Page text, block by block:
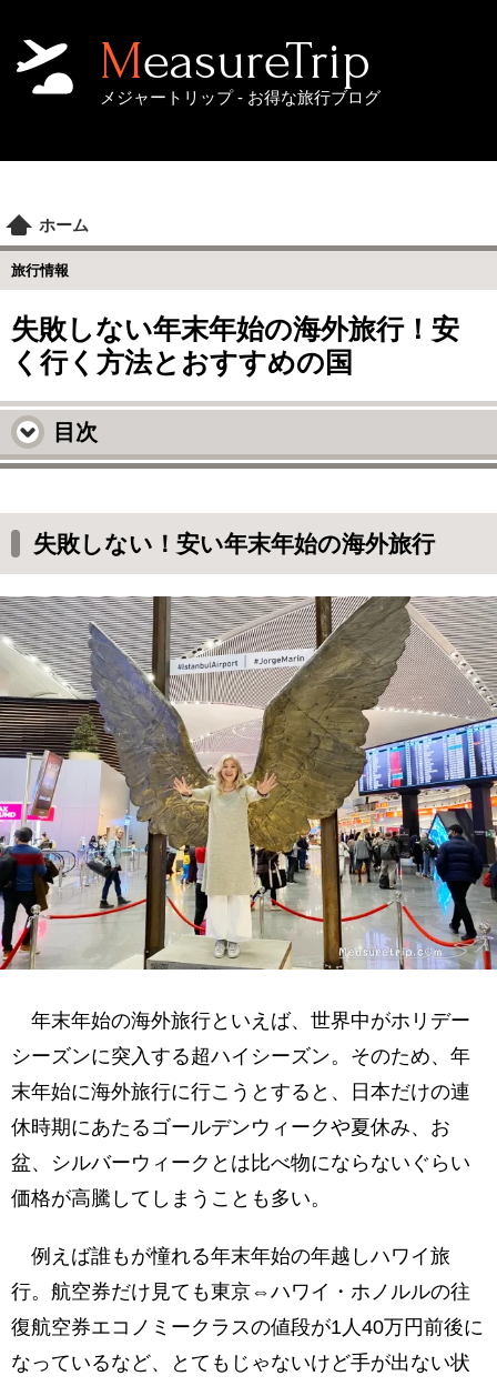
MeasureTrip
メジャートリップ - お得な旅行ブログ
ホーム
旅行情報
失敗しない年末年始の海外旅行！安
く行く方法とおすすめの国
目次
年末年始の海外旅行に安く行く方法
年末年始の格安海外旅行・方法1：個人旅
行を計画しよう
年末年始の格安海外旅行・方法2：安い航
空券を手に入れる
チケット売り出しすぐの時期を狙う
マイル特典航空券
年始からの航空券を狙う
年末年始のホテルなど宿泊代を安くするに
は？
早めの予約と定期的に値段をチェック
民泊を利用する
年末年始の海外旅行におすすめの国
ハワイはあまりおすすめではない
グアム
タイ・プーケット
ベトナム・フーコック島
モルディブ
オーストラリア・ゴールドコースト
ニュージーランド・テカポ湖
ドバイ
失敗しない！安い年末年始の海外旅行
年末年始の海外旅行といえば、世界中がホリデー
シーズンに突入する超ハイシーズン。そのため、年
末年始に海外旅行に行こうとすると、日本だけの連
休時期にあたるゴールデンウィークや夏休み、お
盆、シルバーウィークとは比べ物にならないぐらい
価格が高騰してしまうことも多い。
例えば誰もが憧れる年末年始の年越しハワイ旅
行。航空券だけ見ても東京⇔ハワイ・ホノルルの往
復航空券エコノミークラスの値段が1人40万円前後に
なっているなど、とてもじゃないけど手が出ない状